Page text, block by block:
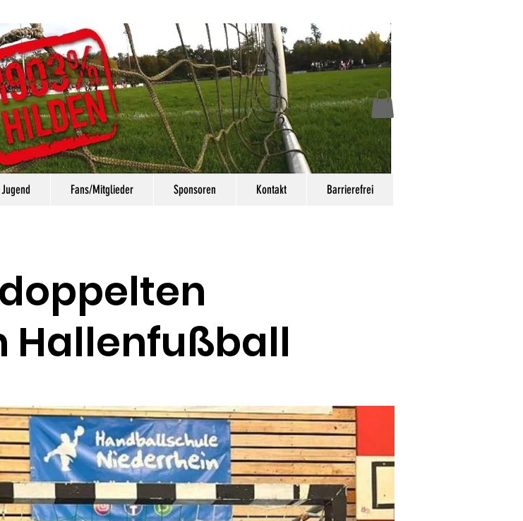
Jugend Fans/Mitglieder Sponsoren Kontakt Barrierefrei
Hallenfußball